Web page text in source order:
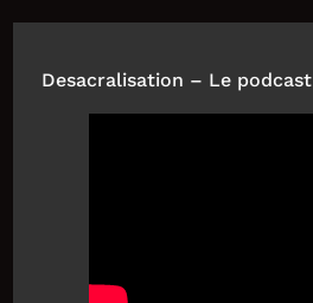
Desacralisation – Le podcast